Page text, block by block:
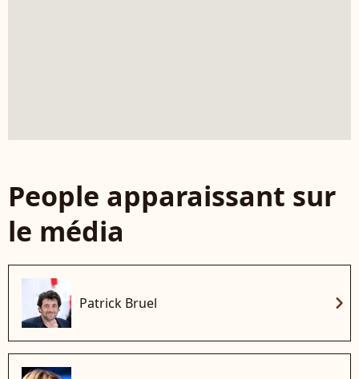
People apparaissant sur
le média
Patrick Bruel chevron_right